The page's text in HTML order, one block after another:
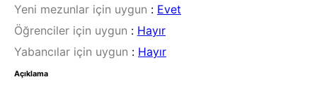
Yeni mezunlar için uygun : Evet
Öğrenciler için uygun : Hayır
Yabancılar için uygun : Hayır
Açıklama